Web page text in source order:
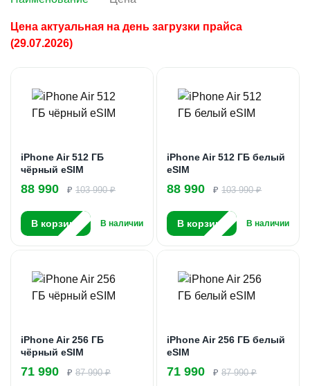
Цена актуальная на день загрузки прайса
(29.07.2026)
iPhone Air 512 ГБ
чёрный eSIM
88 990 ₽ 103 990 ₽
В корзину В наличии
iPhone Air 512 ГБ белый
eSIM
88 990 ₽103 990 ₽
В корзину В наличии
iPhone Air 256 ГБ
чёрный eSIM
71 990 ₽ 87 990 ₽
iPhone Air 256 ГБ белый
eSIM
71 990 ₽87 990 ₽